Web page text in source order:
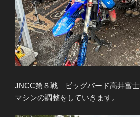
JNCC第８戦 ビッグバード高井富士
マシンの調整をしていきます。